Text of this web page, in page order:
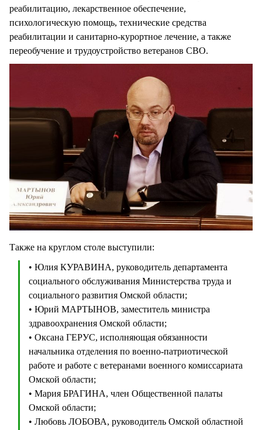
реабилитацию, лекарственное обеспечение,
психологическую помощь, технические средства
реабилитации и санитарно-курортное лечение, а также
переобучение и трудоустройство ветеранов СВО.
Также на круглом столе выступили:
• Юлия КУРАВИНА, руководитель департамента
социального обслуживания Министерства труда и
социального развития Омской области;
• Юрий МАРТЫНОВ, заместитель министра
здравоохранения Омской области;
• Оксана ГЕРУС, исполняющая обязанности
начальника отделения по военно-патриотической
работе и работе с ветеранами военного комиссариата
Омской области;
• Мария БРАГИНА, член Общественной палаты
Омской области;
• Любовь ЛОБОВА, руководитель Омской областной